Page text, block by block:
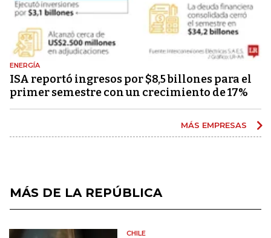
ENERGÍA
ISA reportó ingresos por $8,5 billones para el
primer semestre con un crecimiento de 17%
MÁS EMPRESAS
MÁS DE LA REPÚBLICA
CHILE